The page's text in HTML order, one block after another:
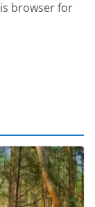
browser for